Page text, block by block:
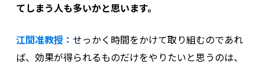
てしまう人も多いかと思います。
江間准教授： せっかく時間をかけて取り組むのであれ
ば、効果が得られるものだけをやりたいと思うのは、